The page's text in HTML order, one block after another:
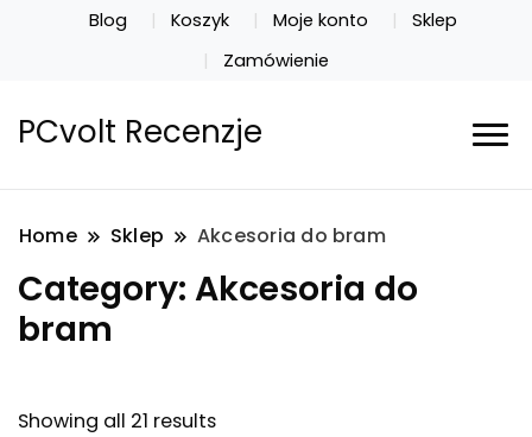
Blog Koszyk Moje konto
Sklep
Zamówienie
PCvolt Recenzje
Home Sklep Akcesoria do bram
Category: Akcesoria do
bram
Showing all 21 results